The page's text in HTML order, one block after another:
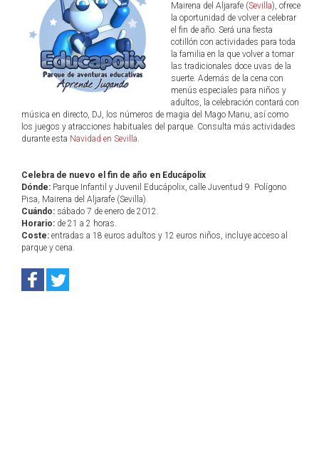
Mairena del Aljarafe (Sevilla), ofrece
la oportunidad de volver a celebrar
el fin de año. Será una fiesta
cotillón con actividades para toda
la familia en la que volver a tomar
las tradicionales doce uvas de la
suerte. Además de la cena con
menús especiales para niños y
adultos, la celebración contará con
música en directo, DJ, los números de magia del Mago Manu, así como
los juegos y atracciones habituales del parque. Consulta más actividades
durante esta Navidad en Sevilla.
Celebra de nuevo el fin de año en Educápolix
Dónde: Parque Infantil y Juvenil Educápolix, calle Juventud 9. Polígono
Pisa, Mairena del Aljarafe (Sevilla).
Cuándo: sábado 7 de enero de 2012.
Horario: de 21 a 2 horas.
Coste: entradas a 18 euros adultos y 12 euros niños, incluye acceso al
parque y cena.